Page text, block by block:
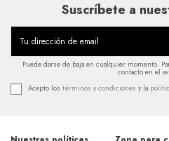
Suscríbete a
Puede darse de baja en cualquier momento.
contacto en el
Acepto los términos y condiciones y la